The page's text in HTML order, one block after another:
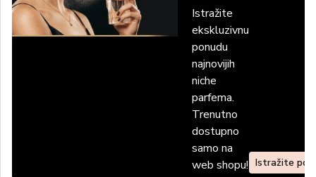
Istražite
ekskluzivnu
ponudu
najnovijih
niche
parfema.
Trenutno
dostupno
samo na
web shopu! Istražite